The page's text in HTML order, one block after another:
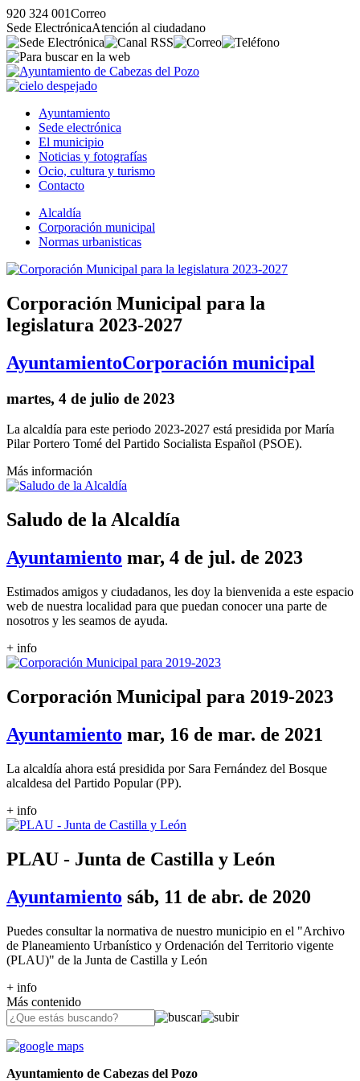
920 324 001Correo
Sede ElectrónicaAtención al ciudadano
Ayuntamiento
Sede electrónica
El municipio
Noticias y fotografías
Ocio, cultura y turismo
Contacto
Alcaldía
Corporación municipal
Normas urbanisticas
Corporación Municipal para la
legislatura 2023-2027
AyuntamientoCorporación municipal
martes, 4 de julio de 2023
La alcaldía para este periodo 2023-2027 está presidida por María
Pilar Portero Tomé del Partido Socialista Español (PSOE).
Más información
Saludo de la Alcaldía
Ayuntamiento mar, 4 de jul. de 2023
Estimados amigos y ciudadanos, les doy la bienvenida a este espacio
web de nuestra localidad para que puedan conocer una parte de
nosotros y les seamos de ayuda.
+ info
Corporación Municipal para 2019-2023
Ayuntamiento mar, 16 de mar. de 2021
La alcaldía ahora está presidida por Sara Fernández del Bosque
alcaldesa del Partido Popular (PP).
+ info
PLAU - Junta de Castilla y León
Ayuntamiento sáb, 11 de abr. de 2020
Puedes consultar la normativa de nuestro municipio en el "Archivo
de Planeamiento Urbanístico y Ordenación del Territorio vigente
(PLAU)" de la Junta de Castilla y León
+ info
Más contenido
Ayuntamiento de Cabezas del Pozo